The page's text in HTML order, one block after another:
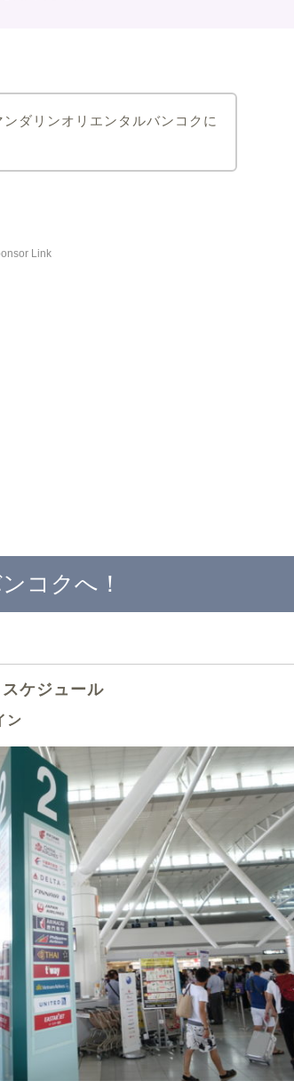
ダリンオリエンタルバンコクに
Link
コクへ！
ケジュール
ン